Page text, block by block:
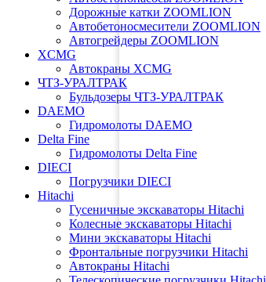
Дорожные катки ZOOMLION
Автобетоносмесители ZOOMLION
Автогрейдеры ZOOMLION
XCMG
Автокраны XCMG
ЧТЗ-УРАЛТРАК
Бульдозеры ЧТЗ-УРАЛТРАК
DAEMO
Гидромолоты DAEMO
Delta Fine
Гидромолоты Delta Fine
DIECI
Погрузчики DIECI
Hitachi
Гусеничные экскаваторы Hitachi
Колесные экскаваторы Hitachi
Мини экскаваторы Hitachi
Фронтальные погрузчики Hitachi
Автокраны Hitachi